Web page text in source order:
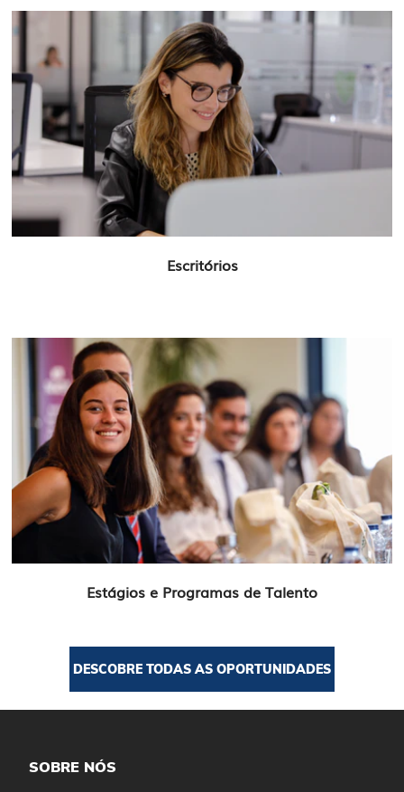
Escritórios
Estágios e Programas de Talento
DESCOBRE TODAS AS OPORTUNIDADES
SOBRE NÓS